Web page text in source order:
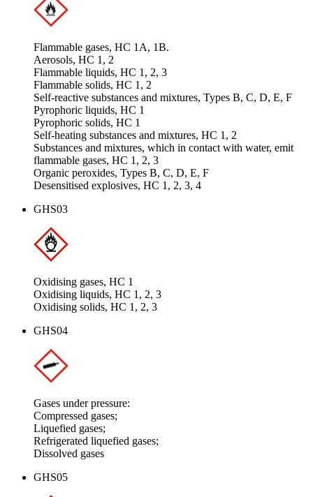
Flammable gases, HC 1A, 1B.
Aerosols, HC 1, 2
Flammable liquids, HC 1, 2, 3
Flammable solids, HC 1, 2
Self-reactive substances and mixtures, Types B, C, D, E, F
Pyrophoric liquids, HC 1
Pyrophoric solids, HC 1
Self-heating substances and mixtures, HC 1, 2
Substances and mixtures, which in contact with water, emit
flammable gases, HC 1, 2, 3
Organic peroxides, Types B, C, D, E, F
Desensitised explosives, HC 1, 2, 3, 4
GHS03
Oxidising gases, HC 1
Oxidising liquids, HC 1, 2, 3
Oxidising solids, HC 1, 2, 3
GHS04
Gases under pressure:
Compressed gases;
Liquefied gases;
Refrigerated liquefied gases;
Dissolved gases
GHS05